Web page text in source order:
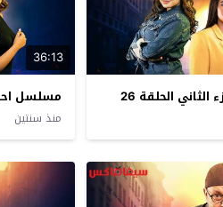
الحلقة 26
36:13
مسلسل
منذ سنتين